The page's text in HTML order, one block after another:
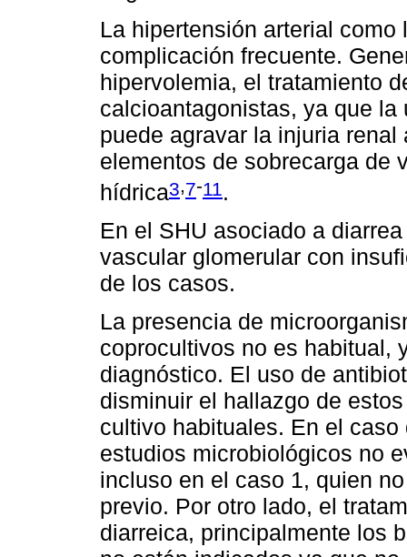
La hipertensión arterial
complicación frecuente.
hipervolemia, el tratamiento
calcioantagonistas, ya que
puede agravar la injuria
elementos de sobrecarga de
hídrica3,7-11 .
En el SHU asociado a
vascular glomerular con
de los casos.
La presencia de
coprocultivos no es habitual,
diagnóstico. El uso de
disminuir el hallazgo de
cultivo habituales. En el
estudios microbiológicos no
incluso en el caso 1, quien
previo. Por otro lado, el
diarreica, principalmente los